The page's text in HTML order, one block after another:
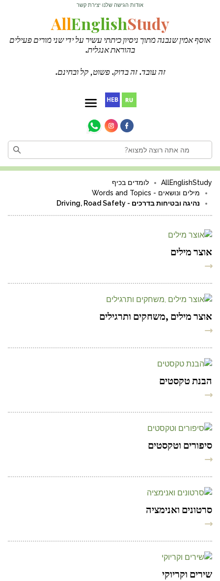
אודות·הגישה שלנו·יצירת קשר
AllEnglishStudy
אוסף אמין שנבנה מתוך ניסיון כיתתי עשיר על ידי שני מורים פעילים
בהוראת אנגלית.
זה עובד. זה בדוק. פשוט, קל ובחינם.
AllEnglishStudy
לומדים בכיף
מילים ונושאים - Words and Topics
נהיגה ובטיחות בדרכים - Driving, Road Safety
אוצר מילים
אוצר מילים ,משחקים ותרגילים
הבנת טקסטים
סיפורים וטקסטים
סרטונים ואנימציה
שירים וקריוקי